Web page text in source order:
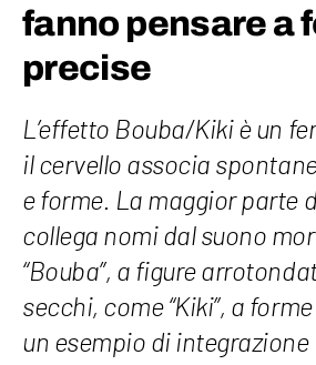
fanno pensare a
precise
L’effetto Bouba/Kiki è un
il cervello associa
e forme. La maggior parte
collega nomi dal suono
“Bouba”, a figure
secchi, come “Kiki”, a
un esempio di integrazione